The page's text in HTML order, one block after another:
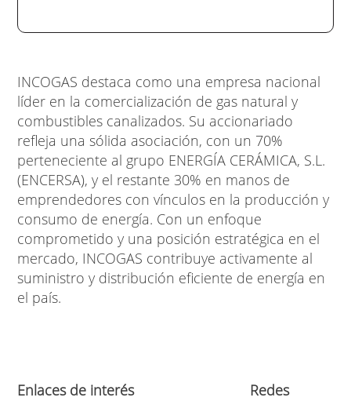
INCOGAS destaca como una empresa nacional
líder en la comercialización de gas natural y
combustibles canalizados. Su accionariado
refleja una sólida asociación, con un 70%
perteneciente al grupo ENERGÍA CERÁMICA, S.L.
(ENCERSA), y el restante 30% en manos de
emprendedores con vínculos en la producción y
consumo de energía. Con un enfoque
comprometido y una posición estratégica en el
mercado, INCOGAS contribuye activamente al
suministro y distribución eficiente de energía en
el país.
Enlaces de interés
Redes